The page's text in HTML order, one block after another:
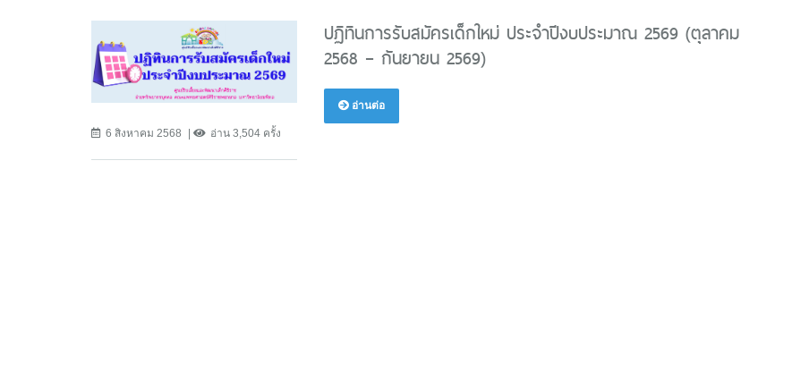
6 สิงหาคม 2568 อ่าน 3,504 ครั้ง
ปฏิทินการรับสมัครเด็กใหม่ ประจำปีงบประมาณ 2569 (ตุลาคม
2568 – กันยายน 2569)
อ่านต่อ